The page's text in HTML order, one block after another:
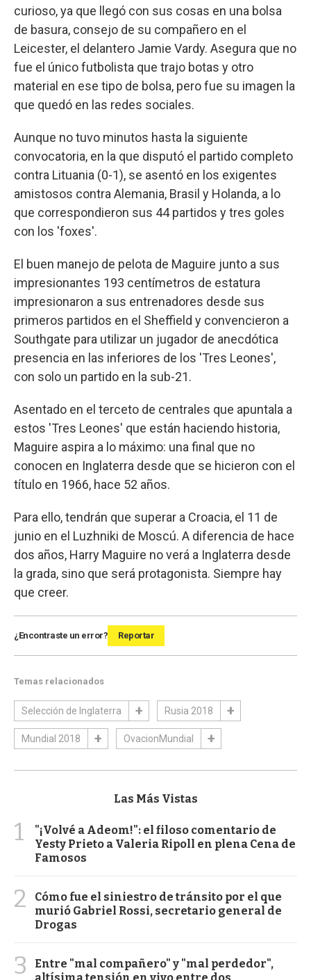
curioso, ya que llegó con sus cosas en una bolsa
de basura, consejo de su compañero en el
Leicester, el delantero Jamie Vardy. Asegura que no
fue el único futbolista que trajo botas y otro
material en ese tipo de bolsa, pero fue su imagen la
que quedó en las redes sociales.
Aunque no tuvo minutos hasta la siguiente
convocatoria, en la que disputó el partido completo
contra Lituania (0-1), se asentó en los exigentes
amistosos contra Alemania, Brasil y Holanda, a lo
que correspondieron sus 44 partidos y tres goles
con los 'foxes'.
El buen manejo de pelota de Maguire junto a sus
impresionantes 193 centímetros de estatura
impresionaron a sus entrenadores desde sus
primeros partidos en el Sheffield y convencieron a
Southgate para utilizar un jugador de anecdótica
presencia en las inferiores de los 'Tres Leones',
con solo un partido en la sub-21.
Asentado en el terceto de centrales que apuntala a
estos 'Tres Leones' que están haciendo historia,
Maguire aspira a lo máximo: una final que no
conocen en Inglaterra desde que se hicieron con el
título en 1966, hace 52 años.
Para ello, tendrán que superar a Croacia, el 11 de
junio en el Luzhniki de Moscú. A diferencia de hace
dos años, Harry Maguire no verá a Inglaterra desde
la grada, sino que será protagonista. Siempre hay
que creer.
¿Encontraste un error? Reportar
Temas relacionados
Selección de Inglaterra Rusia 2018
Mundial 2018 OvacionMundial
Las Más Vistas
1
"¡Volvé a Adeom!": el filoso comentario de
Yesty Prieto a Valeria Ripoll en plena Cena de
Famosos
2
Cómo fue el siniestro de tránsito por el que
murió Gabriel Rossi, secretario general de
Drogas
3
Entre "mal compañero" y "mal perdedor",